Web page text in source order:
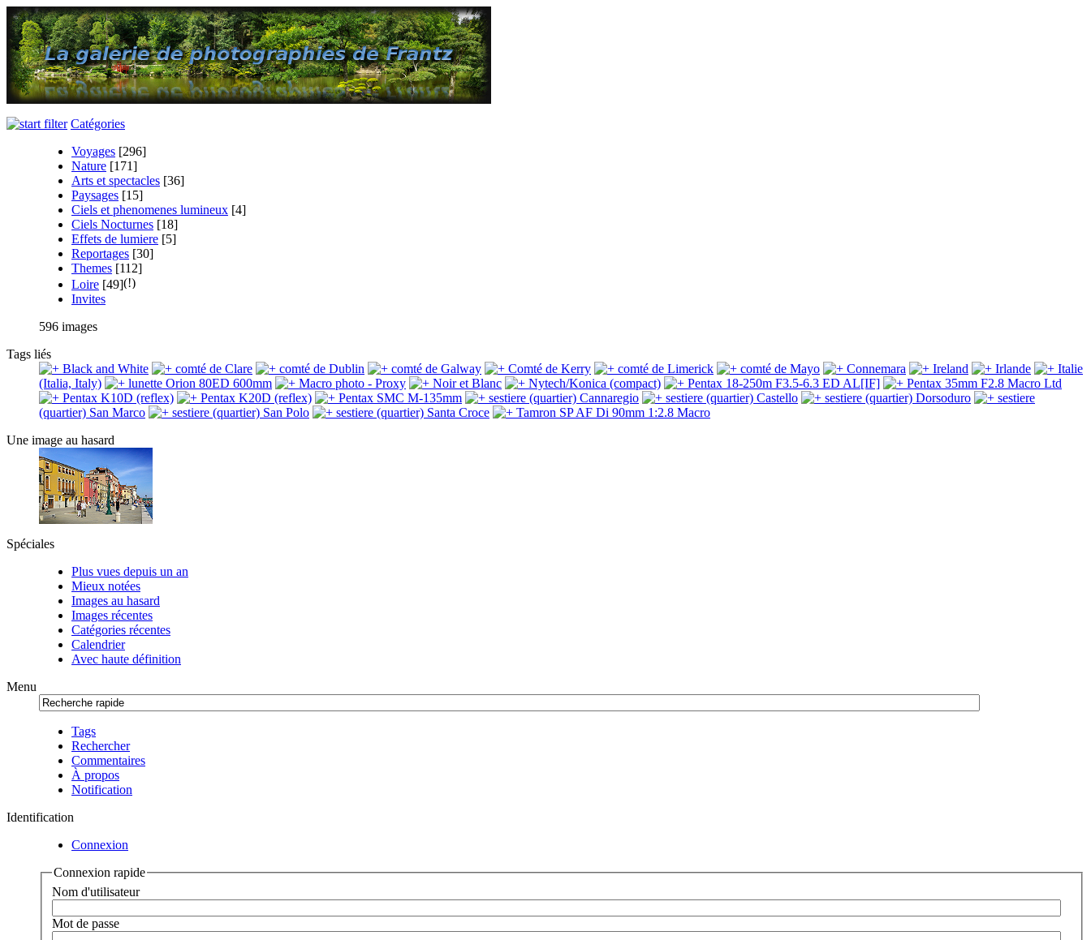
Catégories
Voyages [296]
Nature [171]
Arts et spectacles [36]
Paysages [15]
Ciels et phenomenes lumineux [4]
Ciels Nocturnes [18]
Effets de lumiere [5]
Reportages [30]
Themes [112]
Loire [49]
Invites
596 images
Tags liés
Black and White
comté de Clare comté de Dublin comté de Galway Comté de Kerry comté de Limerick comté de Mayo Connemara Ireland Irlande
Italie
(Italia, Italy)
lunette Orion 80ED 600mm Macro photo - Proxy Noir et Blanc Nytech/Konica (compact) Pentax 18-250m F3.5-6.3 ED AL[IF]
Pentax 35mm F2.8 Macro Ltd
Pentax K10D (reflex)
Pentax K20D (reflex) Pentax SMC M-135mm sestiere (quartier) Cannaregio sestiere (quartier) Castello sestiere (quartier) Dorsoduro
sestiere
(quartier) San Marco
sestiere (quartier) San Polo sestiere (quartier) Santa Croce
Tamron SP AF Di 90mm 1:2.8 Macro
Une image au hasard
Spéciales
Plus vues depuis un an
Mieux notées
Images au hasard
Images récentes
Catégories récentes
Calendrier
Avec haute définition
Menu
Tags
Rechercher
Commentaires
À propos
Notification
Identification
Connexion
Connexion rapide
Nom d'utilisateur
Mot de passe